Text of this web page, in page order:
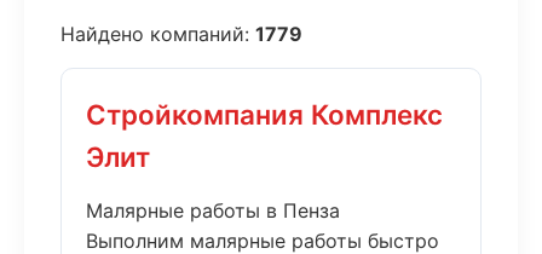
Найдено компаний: 1779
Стройкомпания Комплекс
Элит
Малярные работы в Пенза
Выполним малярные работы быстро